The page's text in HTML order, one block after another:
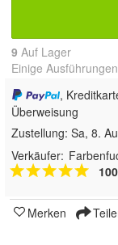
9 Auf Lager
Einige
,
Überweisung
Zustellung: Sa, 8.
Verkäufer:
Merken